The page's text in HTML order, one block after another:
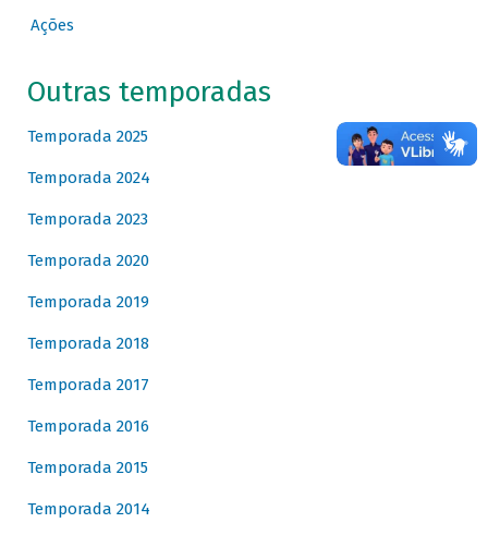
Ações
Outras temporadas
Temporada 2025
Temporada 2024
Temporada 2023
Temporada 2020
Temporada 2019
Temporada 2018
Temporada 2017
Temporada 2016
Temporada 2015
Temporada 2014